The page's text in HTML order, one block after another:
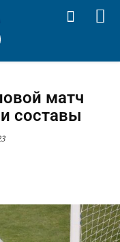
матч
составы